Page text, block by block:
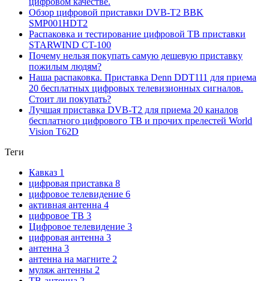
Обзор цифровой приставки DVB-T2 BBK
SMP001HDT2
Распаковка и тестирование цифровой ТВ приставки
STARWIND CT-100
Почему нельзя покупать самую дешевую приставку
пожилым людям?
Наша распаковка. Приставка Denn DDT111 для приема
20 бесплатных цифровых телевизионных сигналов.
Стоит ли покупать?
Лучшая приставка DVB-T2 для приема 20 каналов
бесплатного цифрового ТВ и прочих прелестей World
Vision T62D
Теги
Кавказ 1
цифровая приставка 8
цифровое телевидение 6
активная антенна 4
цифровое ТВ 3
Цифровое телевидение 3
цифровая антенна 3
антенна 3
антенна на магните 2
муляж антенны 2